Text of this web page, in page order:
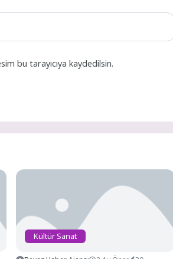
bu tarayıcıya kaydedilsin.
Kültür Sanat